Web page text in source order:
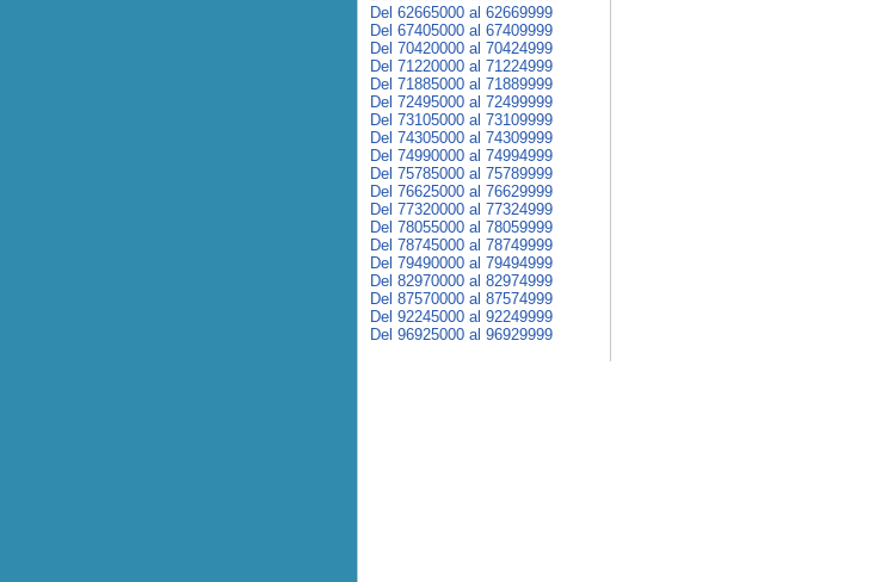
Del 62665000 al 62669999
Del 67405000 al 67409999
Del 70420000 al 70424999
Del 71220000 al 71224999
Del 71885000 al 71889999
Del 72495000 al 72499999
Del 73105000 al 73109999
Del 74305000 al 74309999
Del 74990000 al 74994999
Del 75785000 al 75789999
Del 76625000 al 76629999
Del 77320000 al 77324999
Del 78055000 al 78059999
Del 78745000 al 78749999
Del 79490000 al 79494999
Del 82970000 al 82974999
Del 87570000 al 87574999
Del 92245000 al 92249999
Del 96925000 al 96929999